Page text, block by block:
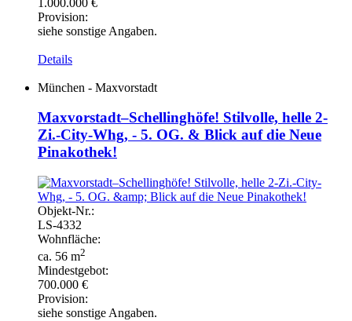
Provision:
siehe sonstige Angaben.
Details
München - Maxvorstadt
Maxvorstadt–Schellinghöfe! Stilvolle, helle 2-
Zi.-City-Whg, - 5. OG. & Blick auf die Neue
Pinakothek!
Objekt-Nr.:
LS-4332
Wohnfläche:
ca. 56 m2
Mindestgebot:
700.000 €
Provision:
siehe sonstige Angaben.